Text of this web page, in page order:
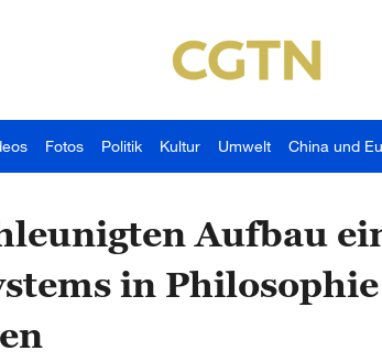
Fotos Politik Kultur Umwelt China und
Aufbau
in Philosophie